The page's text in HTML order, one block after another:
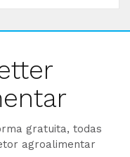
gratuita, todas
agroalimentar